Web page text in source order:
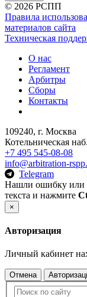
© 2026 РСПП
Правила
материалов сайта
Техническая
О нас
Регламент
Арбитры
Сборы
Контакты
109240, г. Москва
Котельническая
+7 495 545-08-08
info@arbitration-
Telegram
Нашли ошибку или
текста и нажмите
×
Авторизация
Личный кабинет
Отмена